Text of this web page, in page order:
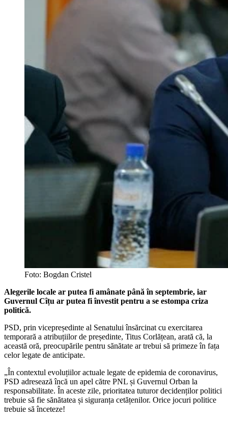
Foto: Bogdan Cristel
Alegerile locale ar putea fi amânate până în septembrie, iar
Guvernul Cîțu ar putea fi învestit pentru a se estompa criza
politică.
PSD, prin vicepreședinte al Senatului însărcinat cu exercitarea
temporară a atribuțiilor de președinte, Titus Corlățean, arată că, la
această oră, preocupările pentru sănătate ar trebui să primeze în fața
celor legate de anticipate.
„În contextul evoluțiilor actuale legate de epidemia de coronavirus,
PSD adresează încă un apel către PNL și Guvernul Orban la
responsabilitate. În aceste zile, prioritatea tuturor decidenților politici
trebuie să fie sănătatea și siguranța cetățenilor. Orice jocuri politice
trebuie să înceteze!